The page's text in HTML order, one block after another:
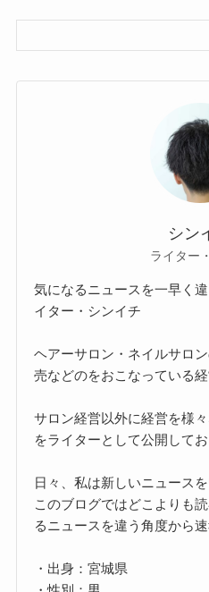
シン
ライター
気になるニュースを一早く
イター・シンイチ
ヘアーサロン・ネイルサロ
売などのをおこなっている経
サロン経営以外に経営を様
をライターとして公開してお
日々、私は新しいニュース
このブログではどこよりも
るニュースを違う角度から
・出身：宮城県